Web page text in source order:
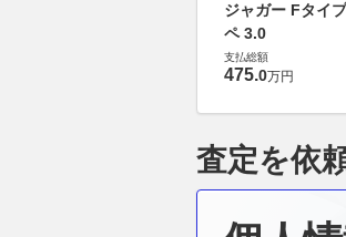
ジャガー Fタイ
ペ 3.0
支払総額
475.0万円
査定を依